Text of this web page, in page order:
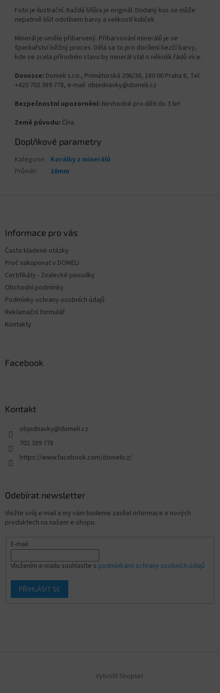
Foto je ilustrační. Každá šňůra je originál. Dodaný kus se může
nepatrně lišit odstínem barvy a velikostí kuliček
Minerál je uměle přibarvený. Přibarvování minerálů je ve
šperkařství běžný proces. Dělá se to pro docílení hezčí barvy,
kde ve zcela přírodním stavu by minerál stál o několik řádů více.
Dovozce: Domeli s.r.o., Primátorská 296/38, 180 00 Praha 8, Tel
+420 702 389 778, e-mail: objednavky@domeli.cz
Bezpečnostní upozornění: Nevhodné pro děti do 3 let
Země původu: Čína
Doplňkové parametry
Kategorie: Korálky z minerálů
Průměr: 10mm
Informace pro vás
Často kladené otázky
Proč nakupovat v DOMELI
Certifikáty - Znalecké posudky
Obchodní podmínky
Podmínky ochrany osobních údajů
Reklamační formulář
Kontakty
Facebook
Kontakt
objednavky@domeli.cz
702 389 778
https://www.facebook.com/domelicz/
Odebírat newsletter
Vložte svůj e-mail a my vám budeme zasílat informace o nových
produktech na našem e-shopu.
E-mail
Vložením e-mailu souhlasíte s podmínkami ochrany osobních údajů
PŘIHLÁSIT SE
Vytvořil Shoptet